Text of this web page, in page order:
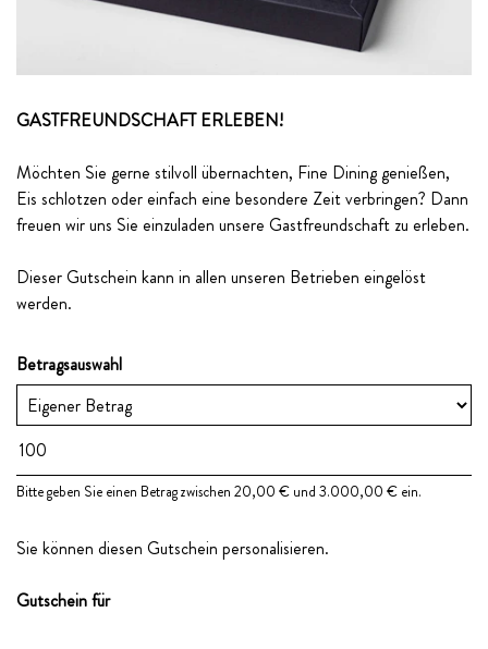
GASTFREUNDSCHAFT ERLEBEN!
Möchten Sie gerne stilvoll übernachten, Fine Dining genießen,
Eis schlotzen oder einfach eine besondere Zeit verbringen? Dann
freuen wir uns Sie einzuladen unsere Gastfreundschaft zu erleben.
Dieser Gutschein kann in allen unseren Betrieben eingelöst
werden.
Betragsauswahl
Eigener Betrag
Bitte geben Sie einen Betrag zwischen 20,00 € und 3.000,00 € ein.
Sie können diesen Gutschein personalisieren.
Gutschein für